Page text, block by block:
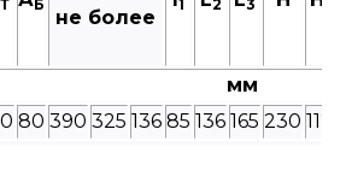
Т Б 1 2 3
не более
мм
80 390 325 136 85 136 165 230 112